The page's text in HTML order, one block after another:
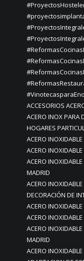
ACCESORIOS
ACERO INOX PARA
HOGARES
ACERO
ACERO
ACERO
MADRID
ACERO
DECORACIÓN DE
ACERO
ACERO
ACERO
MADRID
ACERO